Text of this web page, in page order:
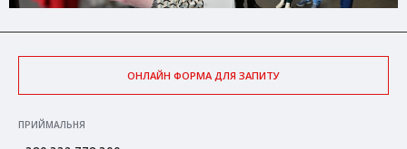
ОНЛАЙН ФОРМА ДЛЯ ЗАПИТУ
ПРИЙМАЛЬНЯ